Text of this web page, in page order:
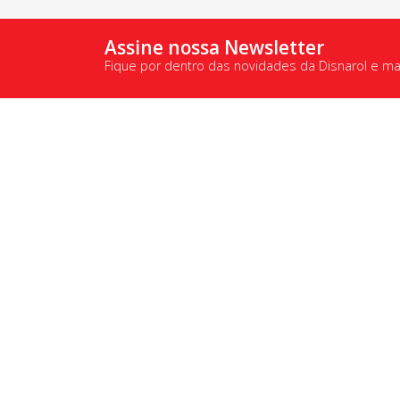
Assine nossa Newsletter
Fique por dentro das novidades da Disnarol e